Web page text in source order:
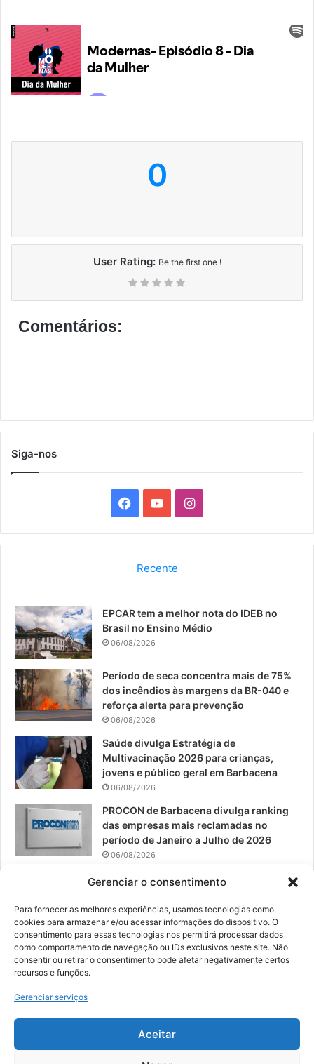
Gerenciar o consentimento
Para fornecer as melhores experiências, usamos tecnologias como
cookies para armazenar e/ou acessar informações do dispositivo. O
consentimento para essas tecnologias nos permitirá processar dados
como comportamento de navegação ou IDs exclusivos neste site. Não
consentir ou retirar o consentimento pode afetar negativamente certos
recursos e funções.
Gerenciar serviços
Aceitar
0
User Rating: Be the first one !
Comentários:
Siga-nos
a
b
o
o
o
u
e
I
n
a
r
Recente
EPCAR tem a melhor nota do IDEB no
Brasil no Ensino Médio
06/08/2026
Período de seca concentra mais de 75%
dos incêndios às margens da BR-040 e
reforça alerta para prevenção
06/08/2026
Saúde divulga Estratégia de
Multivacinação 2026 para crianças,
jovens e público geral em Barbacena
06/08/2026
PROCON de Barbacena divulga ranking
das empresas mais reclamadas no
período de Janeiro a Julho de 2026
06/08/2026
Prefeitura convoca organizações de
Resíduos Sólidos
05/08/2026
© 2026, Todos os direitos reservados | Desenvolvido por:
Digital Business| Hospedado por:NP Publicidade
Fale Conosco
Sobre Nós